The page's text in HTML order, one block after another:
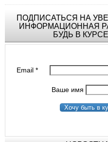
ПОДПИСАТЬСЯ НА
ИНФОРМАЦИОННАЯ
БУДЬ В
Email*
Ваше имя
Хочу быть в